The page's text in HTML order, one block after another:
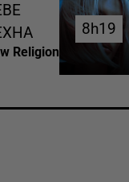
Religion
8h19
8h19